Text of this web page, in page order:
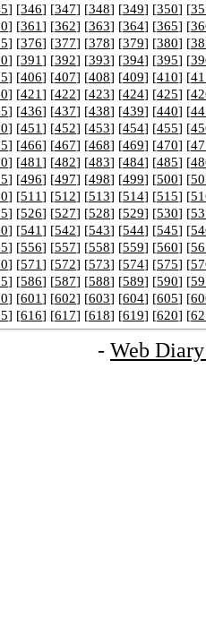
] [346] [347] [348] [349] [350] [
] [361] [362] [363] [364] [365] [
] [376] [377] [378] [379] [380] [
] [391] [392] [393] [394] [395] [
] [406] [407] [408] [409] [410] [
] [421] [422] [423] [424] [425] [
] [436] [437] [438] [439] [440] [
] [451] [452] [453] [454] [455] [
] [466] [467] [468] [469] [470] [
] [481] [482] [483] [484] [485] [
] [496] [497] [498] [499] [500] [
] [511] [512] [513] [514] [515] [
] [526] [527] [528] [529] [530] [
] [541] [542] [543] [544] [545] [
] [556] [557] [558] [559] [560] [
] [571] [572] [573] [574] [575] [
] [586] [587] [588] [589] [590] [
] [601] [602] [603] [604] [605] [
] [616] [617] [618] [619] [620] [
- Web